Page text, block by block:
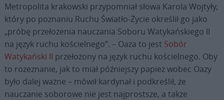
Metropolita krakowski przypomniał słowa Karola Wojtyły,
który po poznaniu Ruchu Światło-Życie określił go jako
„próbę przełożenia nauczania Soboru Watykańskiego II
na język ruchu kościelnego”. – Oaza to jest Sobór
Watykański II przełożony na język ruchu kościelnego. Oby
to rozeznanie, jak to miał późniejszy papież wobec Oazy
było dalej ważne – mówił kardynał i podkreślił, że
nauczanie soborowe nie jest najprostsze, a także